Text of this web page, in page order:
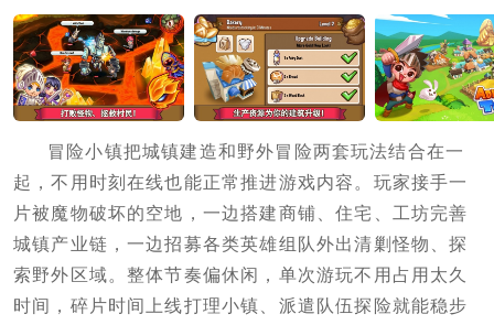
冒险小镇把城镇建造和野外冒险两套玩法结合在一
起，不用时刻在线也能正常推进游戏内容。玩家接手一
片被魔物破坏的空地，一边搭建商铺、住宅、工坊完善
城镇产业链，一边招募各类英雄组队外出清剿怪物、探
索野外区域。整体节奏偏休闲，单次游玩不用占用太久
时间，碎片时间上线打理小镇、派遣队伍探险就能稳步